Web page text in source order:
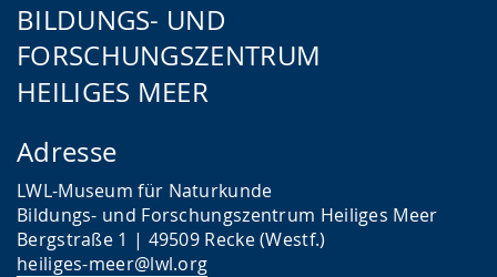
BILDUNGS- UND
FORSCHUNGSZENTRUM
HEILIGES MEER
Adresse
LWL-Museum für Naturkunde
Bildungs- und Forschungszentrum Heiliges Meer
Bergstraße 1 | 49509 Recke (Westf.)
heiliges-meer@lwl.org